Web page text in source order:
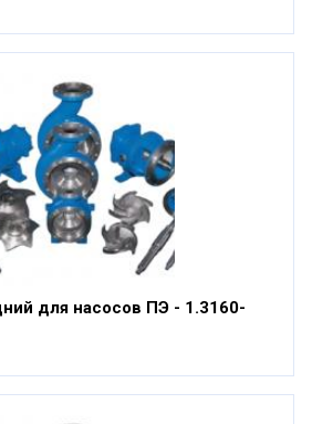
для насосов ПЭ - 1.3160-